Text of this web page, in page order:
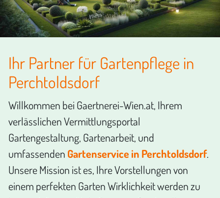
Ihr Partner für Gartenpflege in
Perchtoldsdorf
Willkommen bei Gaertnerei-Wien.at, Ihrem
verlässlichen Vermittlungsportal
Gartengestaltung, Gartenarbeit, und
umfassenden Gartenservice in Perchtoldsdorf.
Unsere Mission ist es, Ihre Vorstellungen von
einem perfekten Garten Wirklichkeit werden zu